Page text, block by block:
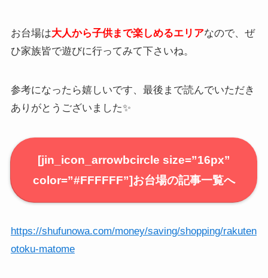
お台場は大人から子供まで楽しめるエリアなので、ぜ
ひ家族皆で遊びに行ってみて下さいね。
参考になったら嬉しいです、最後まで読んでいただき
ありがとうございました✨
[jin_icon_arrowbcircle size=”16px”
color=”#FFFFFF”]お台場の記事一覧へ
https://shufunowa.com/money/saving/shopping/rakuten
otoku-matome